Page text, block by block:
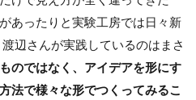
あったりと実験工房では日々新
辺さんが実践しているのはまさ
のではなく、アイデアを形にす
法で様々な形でつくってみるこ